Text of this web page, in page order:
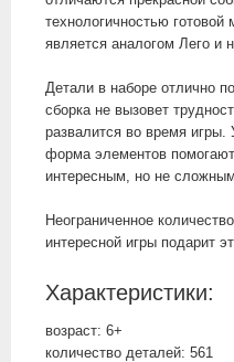
технологичностью
является аналогом Лего и
Детали в наборе отлично
сборка не вызовет
развалится во время игры.
форма элементов
интересным, но не сложным.
Неограниченное
интересной игры подарит
Характеристики:
возраст: 6+
количество деталей: 561